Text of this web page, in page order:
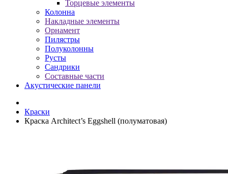
Торцевые элементы
Колонна
Накладные элементы
Орнамент
Пилястры
Полуколонны
Русты
Сандрики
Составные части
Акустические панели
Краски
Краска Architect’s Eggshell (полуматовая)